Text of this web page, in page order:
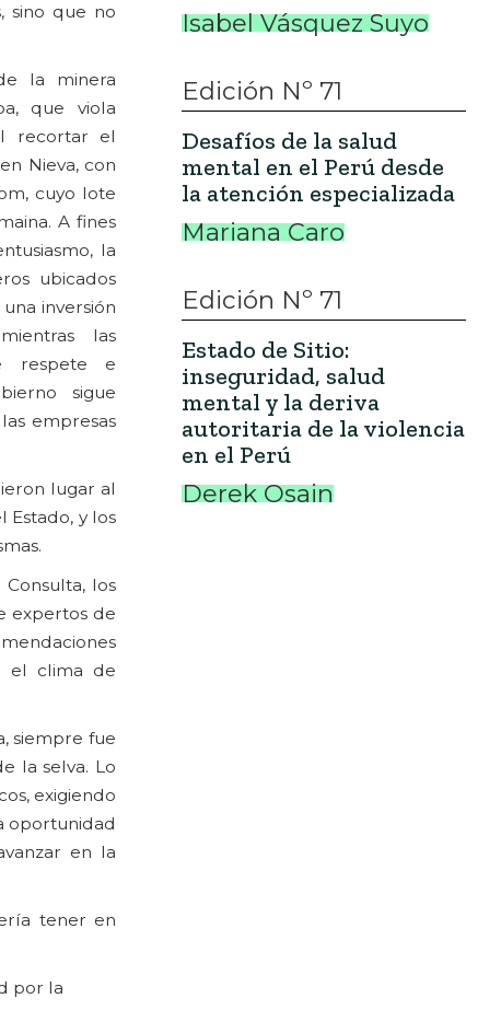
sino que no
la minera
que viola
recortar el
Nieva, con
cuyo lote
A fines
la
ubicados
inversión
las
respete e
sigue
empresas
lugar al
Estado, y los
los
expertos de
el clima de
siempre fue
la selva. Lo
exigiendo
oportunidad
en la
tener en
por la
Isabel Vásquez Suyo
Edición Nº 71
Desafíos de la salud
mental en el Perú desde
la atención especializada
Mariana Caro
Edición Nº 71
Estado de Sitio:
inseguridad, salud
mental y la deriva
autoritaria de la violencia
en el Perú
Derek Osain